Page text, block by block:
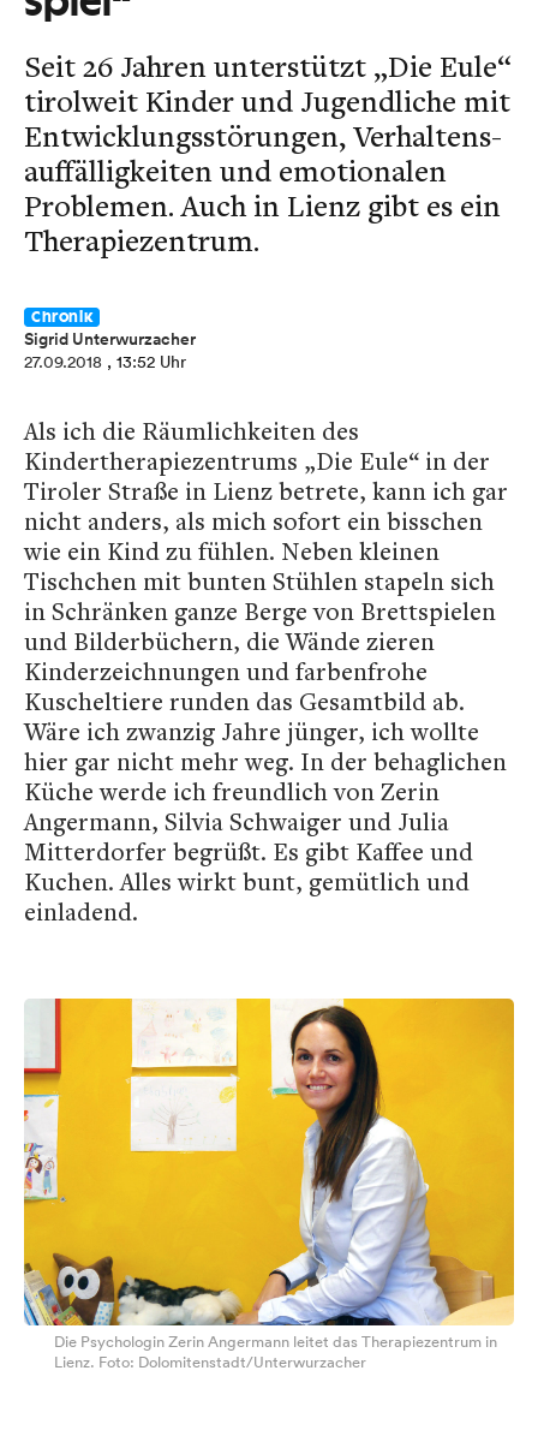
Seit 26 Jahren unterstützt „Die Eule“
tirolweit Kinder und Jugendliche mit
Entwicklungs­störungen, Verhaltens­
auffälligkeiten und emotionalen
Problemen. Auch in Lienz gibt es ein
Therapiezentrum.
Chronik
Sigrid Unterwurzacher
27.09.2018 , 13:52 Uhr
Als ich die Räumlichkeiten des
Kindertherapiezentrums „Die Eule“ in der
Tiroler Straße in Lienz betrete, kann ich gar
nicht anders, als mich sofort ein bisschen
wie ein Kind zu fühlen. Neben kleinen
Tischchen mit bunten Stühlen stapeln sich
in Schränken ganze Berge von Brettspielen
und Bilderbüchern, die Wände zieren
Kinderzeichnungen und farbenfrohe
Kuscheltiere runden das Gesamtbild ab.
Wäre ich zwanzig Jahre jünger, ich wollte
hier gar nicht mehr weg. In der behaglichen
Küche werde ich freundlich von Zerin
Angermann, Silvia Schwaiger und Julia
Mitterdorfer begrüßt. Es gibt Kaffee und
Kuchen. Alles wirkt bunt, gemütlich und
einladend.
Die Psychologin Zerin Angermann leitet das Therapiezentrum in
Lienz. Foto: Dolomitenstadt/Unterwurzacher